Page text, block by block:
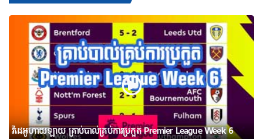
វីដេអូហាយឡាយ គ្រាប់បាល់គ្រប់ការប្រកួត Premier League Week 6